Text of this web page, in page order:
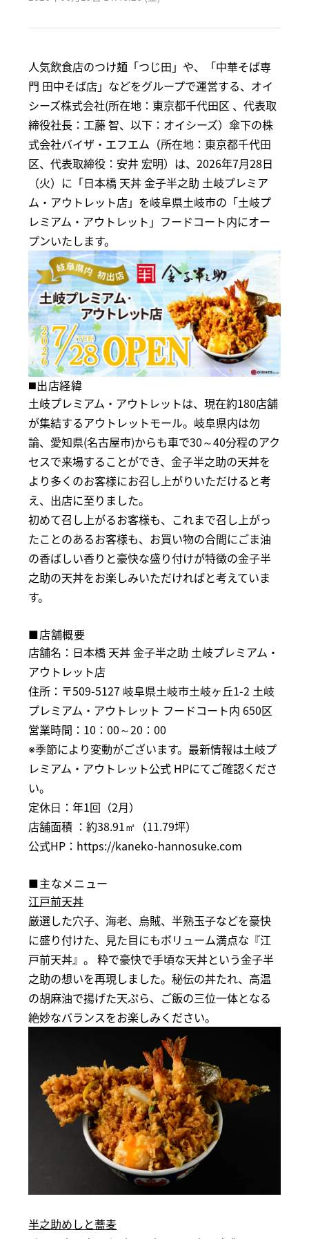
人気飲食店のつけ麺「つじ田」や、「中華そば専
門 田中そば店」などをグループで運営する、オイ
シーズ株式会社(所在地：東京都千代田区 、代表取
締役社長：工藤 智、以下：オイシーズ）傘下の株
式会社バイザ・エフエム（所在地：東京都千代田
区、代表取締役：安井 宏明）は、2026年7月28日
（火）に「日本橋 天丼 金子半之助 土岐プレミア
ム・アウトレット店」を岐阜県土岐市の「土岐プ
レミアム・アウトレット」フードコート内にオー
プンいたします。
◼️出店経緯
土岐プレミアム・アウトレットは、現在約180店舗
が集結するアウトレットモール。岐阜県内は勿
論、愛知県(名古屋市)からも車で30～40分程のアク
セスで来場することができ、金子半之助の天丼を
より多くのお客様にお召し上がりいただけると考
え、出店に至りました。
初めて召し上がるお客様も、これまで召し上がっ
たことのあるお客様も、お買い物の合間にごま油
の香ばしい香りと豪快な盛り付けが特徴の金子半
之助の天丼をお楽しみいただければと考えていま
す。
■店舗概要
店舗名：日本橋 天丼 金子半之助 土岐プレミアム・
アウトレット店
住所：〒509-5127 岐阜県土岐市土岐ヶ丘1-2 土岐
プレミアム・アウトレット フードコート内 650区
営業時間：10：00～20：00
※季節により変動がございます。最新情報は土岐プ
レミアム・アウトレット公式 HPにてご確認くださ
い。
定休⽇：年1回（2月）
店舗面積 ：約38.91㎡（11.79坪）
公式HP： https://kaneko-hannosuke.com
■主なメニュー
江戸前天丼
厳選した穴子、海老、烏賊、半熟玉子などを豪快
に盛り付けた、見た目にもボリューム満点な『江
戸前天丼』。 粋で豪快で手頃な天丼という金子半
之助の想いを再現しました。秘伝の丼たれ、高温
の胡麻油で揚げた天ぷら、ご飯の三位一体となる
絶妙なバランスをお楽しみください。
半之助めしと蕎麦